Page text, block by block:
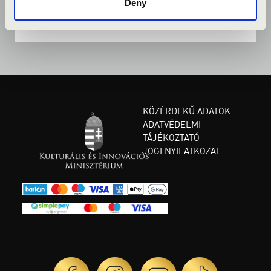
Deny
KÖZÉRDEKŰ ADATOK
ADATVÉDELMI
TÁJÉKOZTATÓ
JOGI NYILATKOZAT